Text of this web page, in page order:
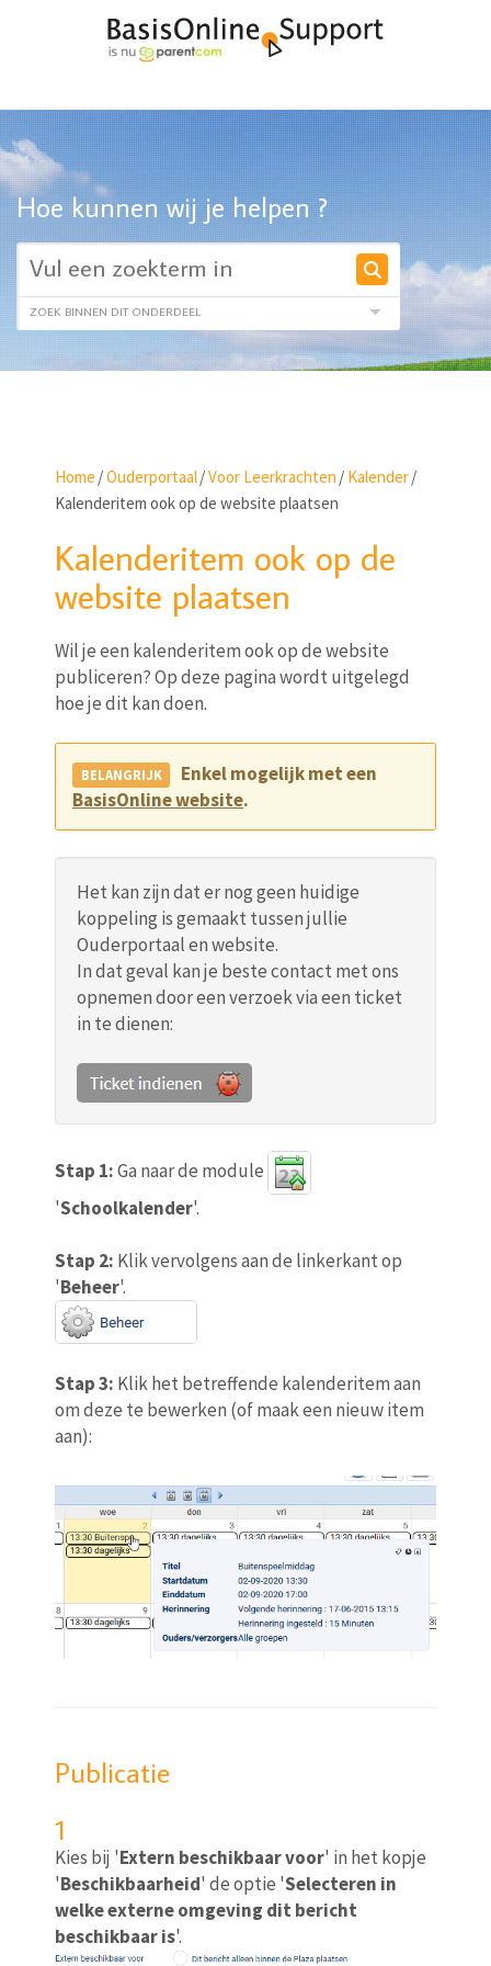
Hoe kunnen wij je helpen ?
Home /Ouderportaal/Voor Leerkrachten / Kalender/
Kalenderitem ook op de website plaatsen
Kalenderitem ook op de
website plaatsen
Wil je een kalenderitem ook op de website
publiceren? Op deze pagina wordt uitgelegd
hoe je dit kan doen.
Enkel mogelijk met een
BasisOnline website.
Het kan zijn dat er nog geen huidige
koppeling is gemaakt tussen jullie
Ouderportaal en website.
In dat geval kan je beste contact met ons
opnemen door een verzoek via een ticket
in te dienen:
Stap 1:Ga naar de module
'Schoolkalender'.
Stap 2: Klik vervolgens aan de linkerkant op
'Beheer'.
Stap 3: Klik het betreffende kalenderitem aan
om deze te bewerken (of maak een nieuw item
aan):
Publicatie
1
Kies bij 'Extern beschikbaar voor' in het kopje
'Beschikbaarheid' de optie 'Selecteren in
welke externe omgeving dit bericht
beschikbaar is'.